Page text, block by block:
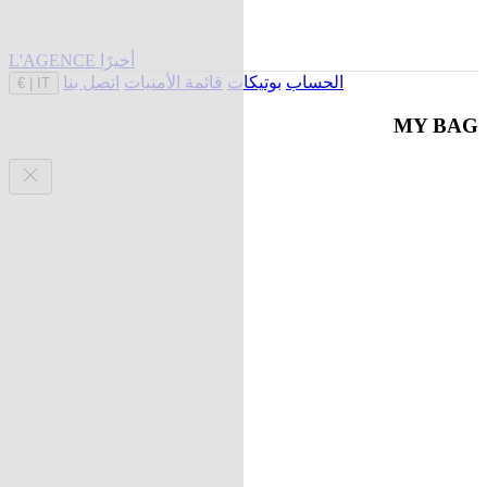
L'AGENCE أخيرًا
IT
€ الحساب بوتيكات قائمة الأمنيات اتصل بنا
MY BAG